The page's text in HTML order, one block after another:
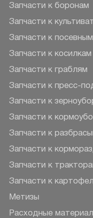
Запчасти к боронам
Запчасти к
Запчасти к
Запчасти к косилкам
Запчасти к граблям
Запчасти к пресс-
Запчасти к
Запчасти к
Запчасти к
Запчасти к
Запчасти к
Запчасти к
Метизы
Расходные